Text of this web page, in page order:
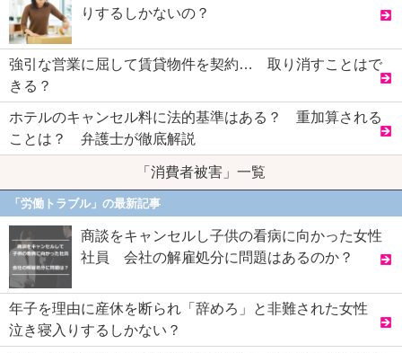
りするしかないの？
強引な営業に屈して賃貸物件を契約… 取り消すことはで
きる？
ホテルのキャンセル料に法的基準はある？ 重加算される
ことは？ 弁護士が徹底解説
「消費者被害」一覧
「労働トラブル」の最新記事
商談をキャンセルし子供の看病に向かった女性
社員 会社の解雇処分に問題はあるのか？
年子を理由に産休を断られ「辞めろ」と非難された女性
泣き寝入りするしかない？